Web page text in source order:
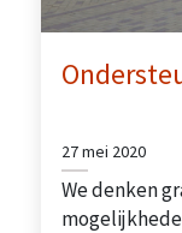
27 mei 2020
We denken